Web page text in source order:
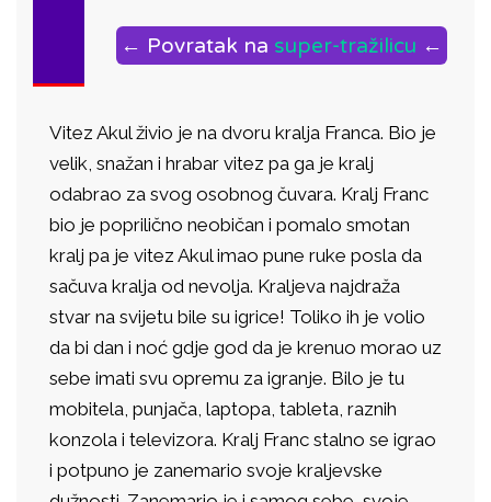
← Povratak na super-tražilicu ←
Vitez Akul živio je na dvoru kralja Franca. Bio je
velik, snažan i hrabar vitez pa ga je kralj
odabrao za svog osobnog čuvara. Kralj Franc
bio je poprilično neobičan i pomalo smotan
kralj pa je vitez Akul imao pune ruke posla da
sačuva kralja od nevolja. Kraljeva najdraža
stvar na svijetu bile su igrice! Toliko ih je volio
da bi dan i noć gdje god da je krenuo morao uz
sebe imati svu opremu za igranje. Bilo je tu
mobitela, punjača, laptopa, tableta, raznih
konzola i televizora. Kralj Franc stalno se igrao
i potpuno je zanemario svoje kraljevske